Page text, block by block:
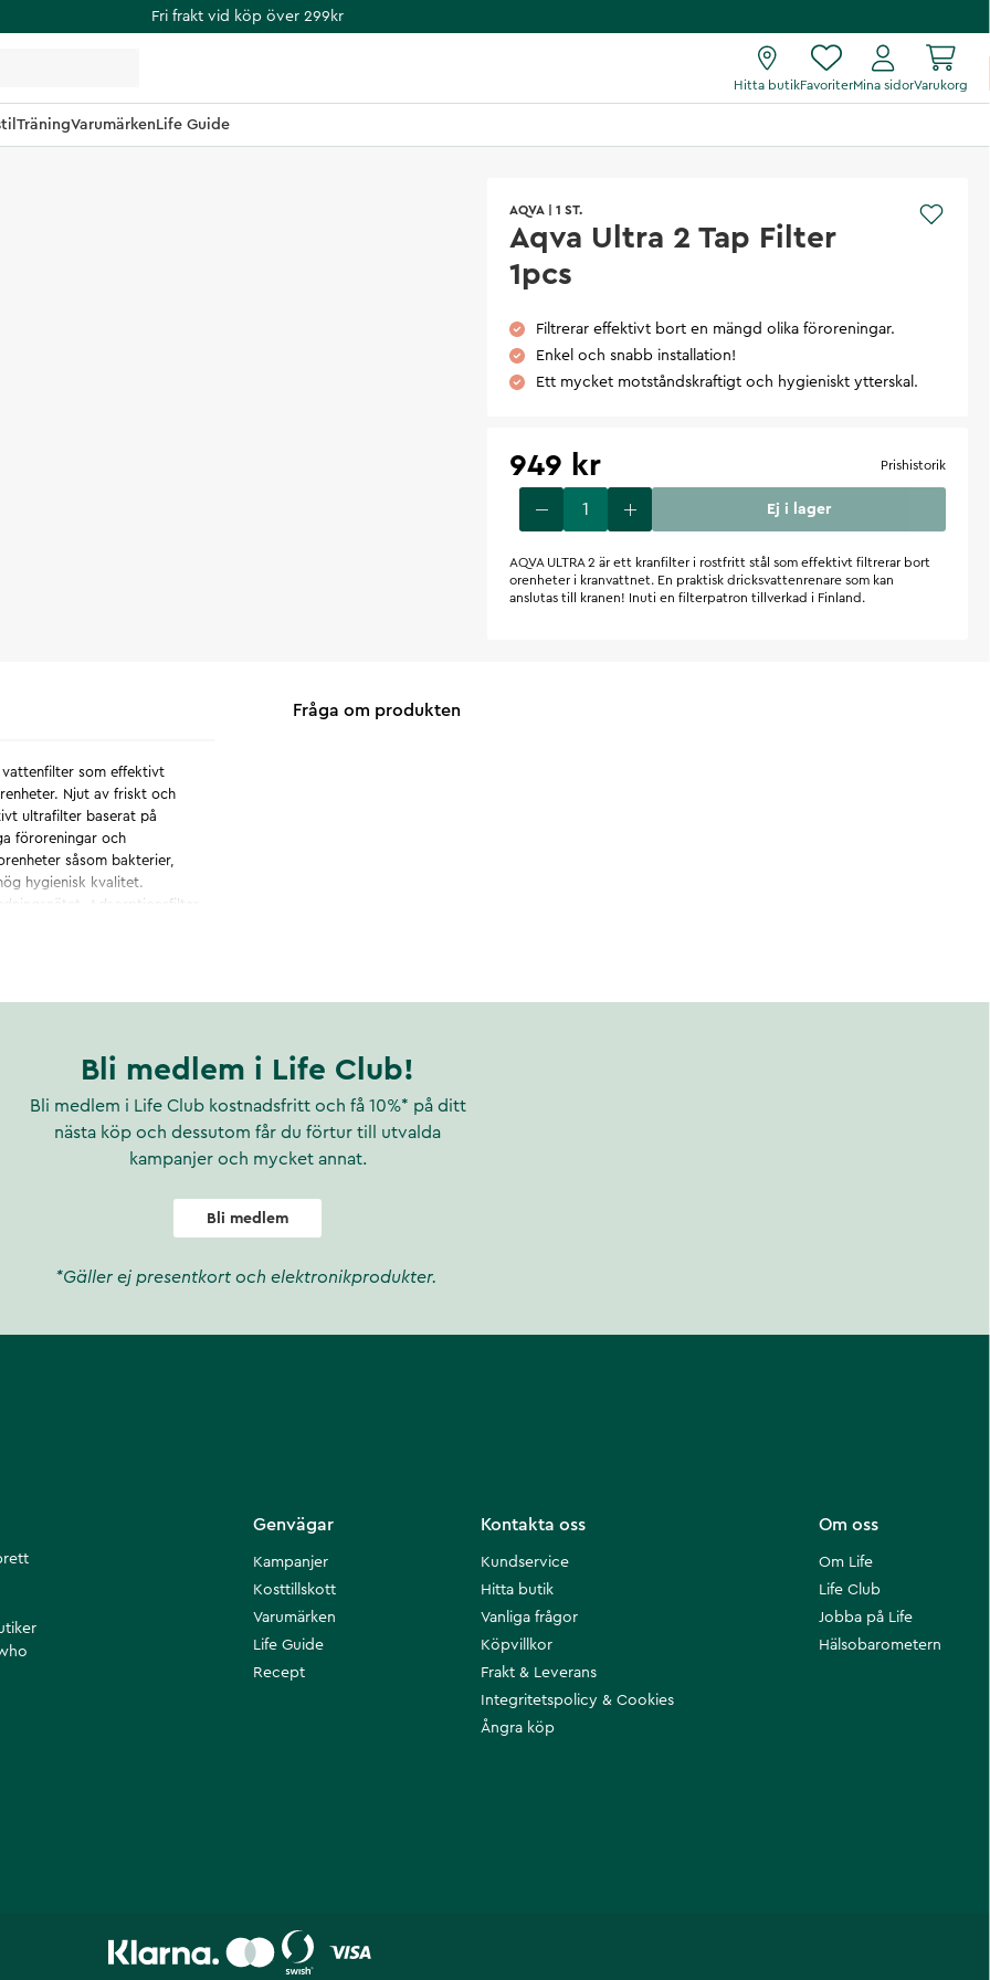
Fri frakt vid köp över 299kr
Hitta butikFavoriterMina sidorVarukorg
TräningVarumärkenLife Guide
AQVA 1 ST.
Aqva Ultra 2 Tap Filter
1pcs
Filtrerar effektivt bort en mängd olika föroreningar.
Enkel och snabb installation!
Ett mycket motståndskraftigt och hygieniskt ytterskal.
949 kr Prishistorik
Ej i lager
AQVA ULTRA 2 är ett kranfilter i rostfritt stål som effektivt filtrerar bort
orenheter i kranvattnet. En praktisk dricksvattenrenare som kan
anslutas till kranen! Inuti en filterpatron tillverkad i Finland.
vattenfilter som effektivt
Njut av friskt och
ultrafilter baserat på
föroreningar och
såsom bakterier,
hygienisk kvalitet.
Adsorptionsfilter
vid första spolning.
stål – ett hållbart och
rörliga slitdelar innebär
kranen på några minuter –
upp till 1000 liter,
månad för 4 användare. Två
eller sjövatten endast
Effektivare filtrering vid
Fråga om produkten
Bli medlem i Life Club!
Bli medlem i Life Club kostnadsfritt och få 10%* på ditt
nästa köp och dessutom får du förtur till utvalda
kampanjer och mycket annat.
Bli medlem
*Gäller ej presentkort och elektronikprodukter.
Om oss
Om Life
Life Club
Jobba på Life
Hälsobarometern
Kontakta oss
Kundservice
Hitta butik
Vanliga frågor
Köpvillkor
Frakt & Leverans
Integritetspolicy & Cookies
Ångra köp
Genvägar
Kampanjer
Kosttillskott
Varumärken
Life Guide
Recept